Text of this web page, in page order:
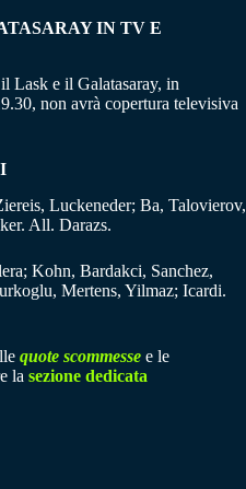
IN TV E
Lask e il Galatasaray, in
non avrà copertura televisiva
Luckeneder; Ba, Talovierov,
All. Darazs.
Kohn, Bardakci, Sanchez,
Mertens, Yilmaz; Icardi.
quote scommesse e le
la sezione dedicata